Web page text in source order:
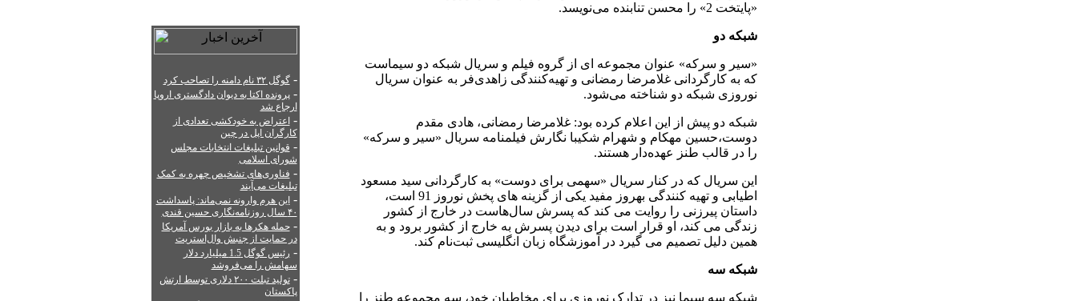
-گوگل ۳۲ نام دامنه را تصاحب کرد
-پرونده اکتا به دیوان دادگستری اروپا
ارجاع شد
- اعتراض به خودکشی تعدادی از
کارگران اپل در چین
- قوانین تبلیغات انتخابات مجلس
شورای اسلامی
- فناوری‌های تشخیص چهره به کمک
تبلیغات می‌آیند
-این هرم وارونه نمی‌ماند: پاسداشت
۴۰ سال روزنامه‌نگاری حسین قندی
-حمله هکرها به بازار بورس آمریکا
در حمایت از جنبش وال‌استریت
-
رئیس گوگل 1.5 میلیارد دلار
سهامش را می‌فروشد
-
تولید تبلت ۲۰۰ دلاری توسط ارتش
پاکستان
«پایتخت 2» را محسن تنابنده می‌نویسد.
شبکه دو
«سیر و سرکه» عنوان مجموعه ای از گروه فیلم و سریال شبکه دو سیماست
که به کارگردانی غلامرضا رمضانی و تهیه‌کنندگی زاهدی‌فر به عنوان سریال
نوروزی شبکه دو شناخته می‌شود.
شبکه دو پیش از این اعلام کرده بود: غلامرضا رمضانی، هادی مقدم
دوست،‌حسین مهکام و شهرام شکیبا نگارش فیلمنامه سریال «سیر و سرکه»
را در قالب طنز عهده‌دار هستند.
این سریال که در کنار سریال «سهمی برای دوست» به کارگردانی سید مسعود
اطیابی و تهیه کنندگی بهروز مفید یکی از گزینه های پخش نوروز 91 است،
داستان پیرزنی را روایت می کند که پسرش سال‌هاست در خارج از کشور
زندگی می کند، او قرار است برای دیدن پسرش به خارج از کشور برود و به
همین دلیل تصمیم می گیرد در آموزشگاه زبان انگلیسی ثبت‌نام کند.
شبکه سه
شبکه سه سیما نیز در تدارک نوروزی برای مخاطبان خود،‌ سه مجموعه‌ طنز را